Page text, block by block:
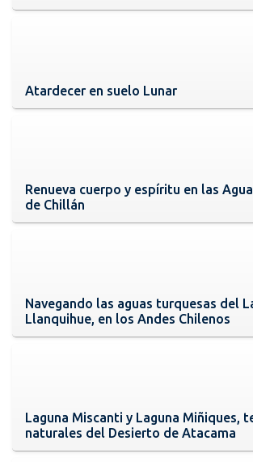
Atardecer en suelo Lunar
Renueva cuerpo y espíritu en las
de Chillán
Navegando las aguas turquesas del
Llanquihue, en los Andes Chilenos
Laguna Miscanti y Laguna Miñiques,
naturales del Desierto de Atacama